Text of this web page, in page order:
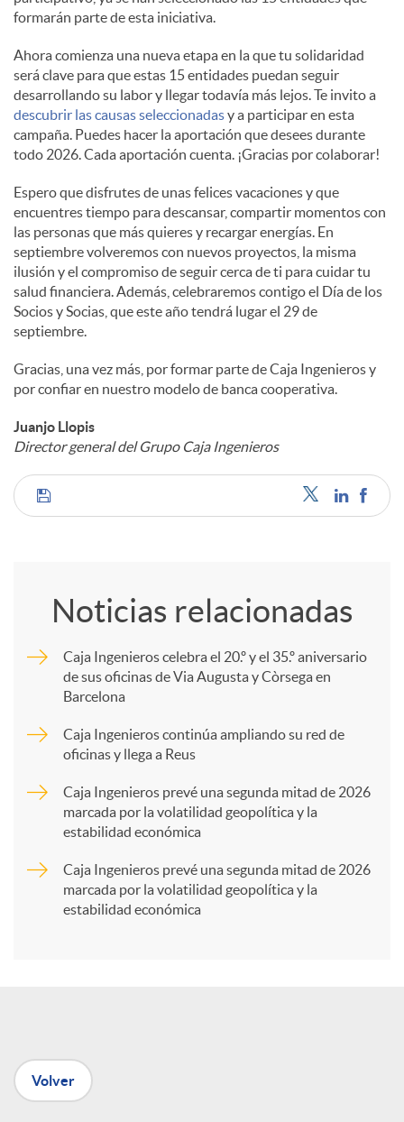
formarán parte de esta iniciativa.
Ahora comienza una nueva etapa en la que tu solidaridad
será clave para que estas 15 entidades puedan seguir
desarrollando su labor y llegar todavía más lejos. Te invito a
descubrir las causas seleccionadasy a participar en esta
campaña. Puedes hacer la aportación que desees durante
todo 2026. Cada aportación cuenta. ¡Gracias por colaborar!
Espero que disfrutes de unas felices vacaciones y que
encuentres tiempo para descansar, compartir momentos con
las personas que más quieres y recargar energías. En
septiembre volveremos con nuevos proyectos, la misma
ilusión y el compromiso de seguir cerca de ti para cuidar tu
salud financiera. Además, celebraremos contigo el Día de los
Socios y Socias, que este año tendrá lugar el 29 de
septiembre.
Gracias, una vez más, por formar parte de Caja Ingenieros y
por confiar en nuestro modelo de banca cooperativa.
Juanjo Llopis
Director general del Grupo Caja Ingenieros
C
t
n
Noticias relacionadas
Caja Ingenieros celebra el 20.º y el 35.º aniversario
de sus oficinas de Via Augusta y Còrsega en
Barcelona
Caja Ingenieros continúa ampliando su red de
oficinas y llega a Reus
Caja Ingenieros prevé una segunda mitad de 2026
marcada por la volatilidad geopolítica y la
estabilidad económica
Caja Ingenieros prevé una segunda mitad de 2026
marcada por la volatilidad geopolítica y la
estabilidad económica
Volver